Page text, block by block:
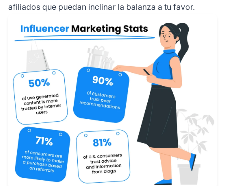
afiliados que puedan inclinar la balanza a tu favor.